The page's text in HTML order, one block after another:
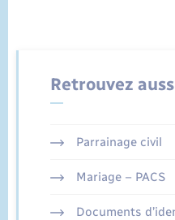
Retrouvez
Parrainage civil
Mariage – PACS
Documents